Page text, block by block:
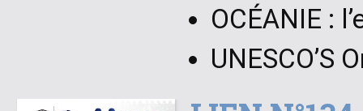
OCÉANIE :
UNESCO’S